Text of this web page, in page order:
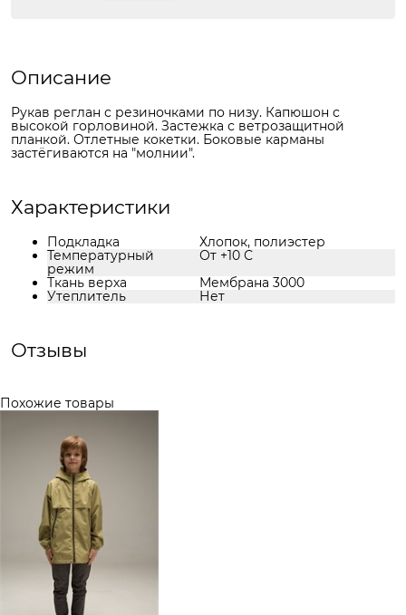
Описание
Рукав реглан с резиночками по низу. Капюшон с
высокой горловиной. Застежка с ветрозащитной
планкой. Отлетные кокетки. Боковые карманы
застёгиваются на "молнии".
Характеристики
Подкладка
Хлопок, полиэстер
Температурный
режим
От +10 С
Ткань верха
Мембрана 3000
Утеплитель
Нет
Отзывы
Похожие товары